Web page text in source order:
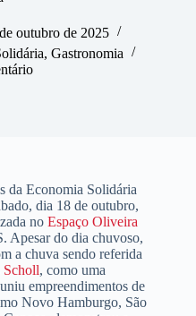
outubro de 2025
, Gastronomia
da Economia Solidária
dia 18 de outubro,
no Espaço Oliveira
Apesar do dia chuvoso,
a chuva sendo referida
Scholl, como uma
empreendimentos de
Novo Hamburgo, São